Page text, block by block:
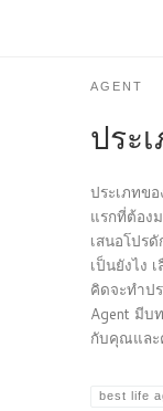
AGENT
ประเ
ประเภทข
แรกที่ต้อง
เสนอโปร
เป็นยังไง
คิดจะทำป
Agent มีบ
กับคุณและ
best life